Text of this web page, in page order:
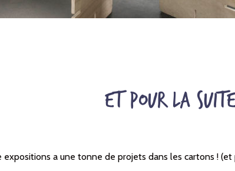
Et pour la
expositions a une tonne de projets dans les cartons !